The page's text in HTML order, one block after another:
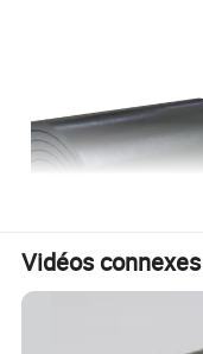
Vidéos connexes